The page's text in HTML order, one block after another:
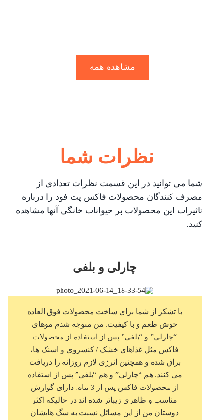
مشاهده همه
نظرات شما
شما می توانید در این قسمت نظرات تعدادی از
مصرف کنندگان محصولات فاکس پت فود را درباره
تاثیرات این محصولات بر حیوانات خانگی آنها مشاهده
کنید.
چارلی و بلفی
با تشکر از شما برای ساخت محصولات فوق العاده
خوش طعم و با کیفیت. من متوجه شدم موهای
“چارلی” و “بلفی” پس از استفاده از محصولات
فاکس مثل غذاهای خشک / کنسروی و اسنک ها،
براق شده و همچنین انرژی لازم روزانه را دریافت
می کنند. هم “چارلی” و هم “بلفی” پس از استفاده
از محصولات فاکس پس از 3 ماه، دارای گوارش
مناسب و ظاهری زیباتر شده اند در حالیکه اکثر
دوستان من از این مسائل نسبت به سگ هایشان